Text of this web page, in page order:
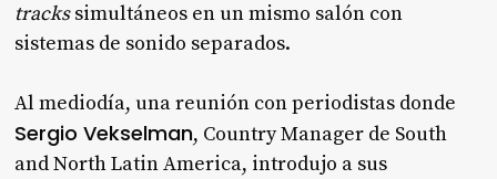
trackssimultáneos en un mismo salón con
sistemas de sonido separados.
Al mediodía, una reunión con periodistas donde
Sergio Vekselman, Country Manager de South
and North Latin America, introdujo a sus